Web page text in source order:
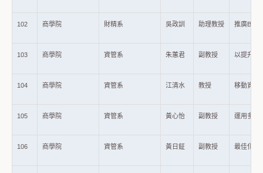
102 商學院 財精系 吳政訓 助理教授 推廣
103 商學院 資管系 朱蕙君 副教授 以提升
104 商學院 資管系 江清水 教授 移動資料
105 商學院 資管系 黃心怡 副教授 運用多元
106 商學院 資管系 黃日鉦 副教授 最佳化資